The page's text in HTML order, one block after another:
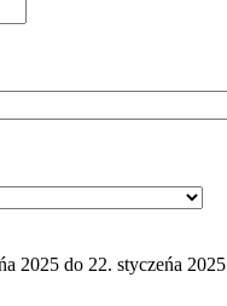
2025 do 22. styczeńa 2025